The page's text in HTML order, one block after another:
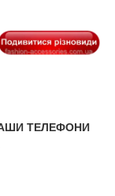
ТЕЛЕФОНИ